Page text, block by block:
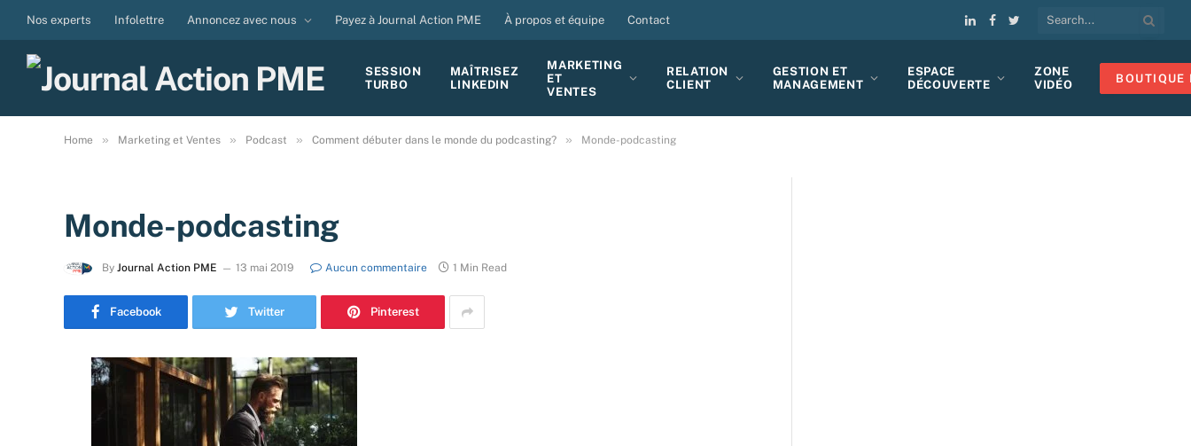
Nos experts Infolettre Annoncez avec nous Payez à Journal Action PME À propos et équipe Contact
LinkedIn
Facebook
Twitter
SESSION
TURBO
MAÎTRISEZ
LINKEDIN
MARKETING
ET
VENTES
RELATION
CLIENT
GESTION ET
MANAGEMENT
ESPACE
DÉCOUVERTE
ZONE
VIDÉO
BOUTIQUE
Home » Marketing et Ventes » Podcast » Comment débuter dans le monde du podcasting? » Monde-podcasting
Monde-podcasting
By Journal Action PME 13 mai 2019 Aucun commentaire 1 Min Read
Facebook Twitter Pinterest